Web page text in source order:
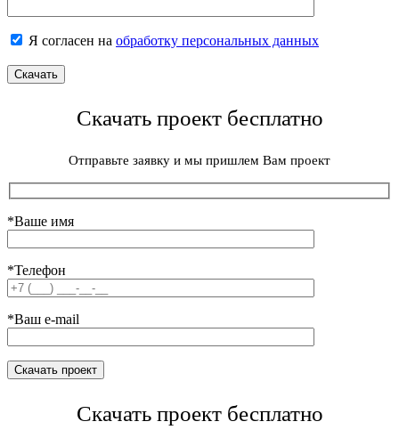
Я согласен на обработку персональных данных
Скачать проект бесплатно
Отправьте заявку и мы пришлем Вам проект
*Ваше имя
*Телефон
*Ваш e-mail
Скачать проект бесплатно